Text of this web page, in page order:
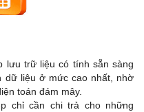
lưu trữ liệu có tính sẵn sàng
dữ liệu ở mức cao nhất, nhờ
toán đám mây.
chỉ cần chi trả cho những